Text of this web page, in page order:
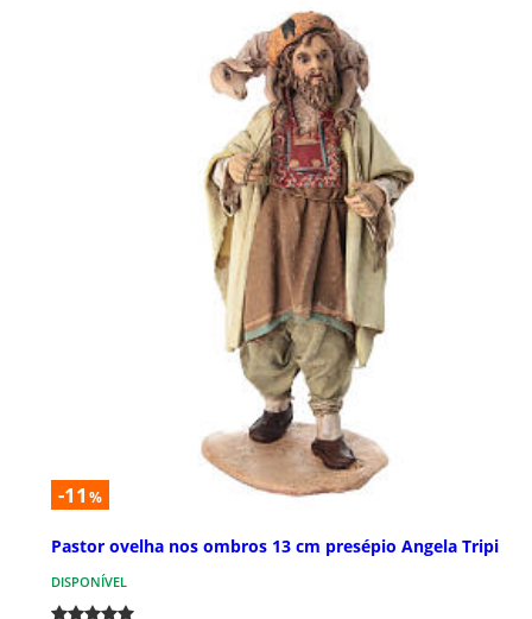
-11 %
Pastor ovelha nos ombros 13 cm presépio Angela Tripi
DISPONÍVEL